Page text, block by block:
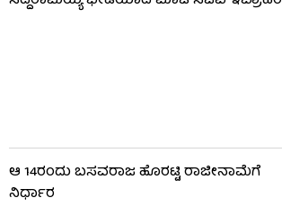
ಆ 14ರಂದು ಬಸವರಾಜ ಹೊರಟ್ಟಿ ರಾಜೀನಾಮೆಗೆ
ನಿರ್ಧಾರ